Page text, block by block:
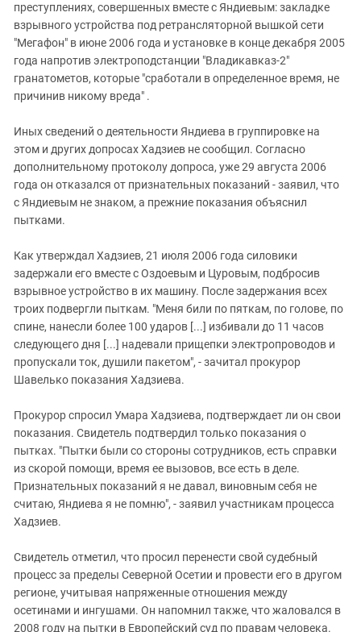
преступлениях, совершенных вместе с Яндиевым: закладке
взрывного устройства под ретрансляторной вышкой сети
"Мегафон" в июне 2006 года и установке в конце декабря 2005
года напротив электроподстанции "Владикавказ-2"
гранатометов, которые "сработали в определенное время, не
причинив никому вреда" .
Иных сведений о деятельности Яндиева в группировке на
этом и других допросах Хадзиев не сообщил. Согласно
дополнительному протоколу допроса, уже 29 августа 2006
года он отказался от признательных показаний - заявил, что
с Яндиевым не знаком, а прежние показания объяснил
пытками.
Как утверждал Хадзиев, 21 июля 2006 года силовики
задержали его вместе с Оздоевым и Цуровым, подбросив
взрывное устройство в их машину. После задержания всех
троих подвергли пыткам. "Меня били по пяткам, по голове, по
спине, нанесли более 100 ударов [...] избивали до 11 часов
следующего дня [...] надевали прищепки электропроводов и
пропускали ток, душили пакетом", - зачитал прокурор
Шавелько показания Хадзиева.
Прокурор спросил Умара Хадзиева, подтверждает ли он свои
показания. Свидетель подтвердил только показания о
пытках. "Пытки были со стороны сотрудников, есть справки
из скорой помощи, время ее вызовов, все есть в деле.
Признательных показаний я не давал, виновным себя не
считаю, Яндиева я не помню", - заявил участникам процесса
Хадзиев.
Свидетель отметил, что просил перенести свой судебный
процесс за пределы Северной Осетии и провести его в другом
регионе, учитывая напряженные отношения между
осетинами и ингушами. Он напомнил также, что жаловался в
2008 году на пытки в Европейский суд по правам человека.